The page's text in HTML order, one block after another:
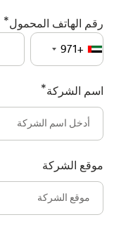
رقم الهاتف المحمول*
+971
اسم الشركة*
موقع الشركة